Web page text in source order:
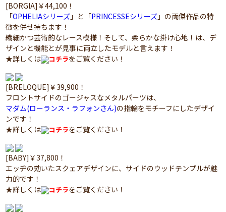
[BORGIA]￥44,100！
「OPHELIAシリーズ 」と「PRINCESSEシリーズ 」の両傑作品の特
徴を併せ持ちます！
繊細かつ芸術的なレース模様！そして、柔らかな掛け心地！は、デ
ザインと機能とが見事に両立したモデルと言えます！
★詳しくは
コチラをご覧ください！
[BRELOQUE]￥39,900！
フロントサイドのゴージャスなメタルパーツは、
マダム(ローランス・ラフォンさん)の指輪をモチーフにしたデザイ
ンです！
★詳しくは
コチラをご覧ください！
[BABY]￥37,800！
エッヂの効いたスクェアデザインに、サイドのウッドテンプルが魅
力的です！
★詳しくは
コチラをご覧ください！